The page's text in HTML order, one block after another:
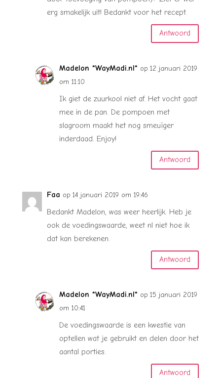
erg smakelijk uit! Bedankt voor het recept.
Antwoord
Madelon *WayMadi.nl* op 12 januari 2019
om 11:10
Ik giet de zuurkool niet af. Het vocht gaat
mee in de pan. De pompoen met
slagroom maakt het nog smeuïger
inderdaad. Enjoy!
Antwoord
Faa op 14 januari 2019 om 19:46
Bedankt Madelon, was weer heerlijk. Heb je
ook de voedingswaarde, weet nl niet hoe ik
dat kan berekenen.
Antwoord
Madelon *WayMadi.nl* op 15 januari 2019
om 10:41
De voedingswaarde is een kwestie van
optellen wat je gebruikt en delen door het
aantal porties.
Antwoord